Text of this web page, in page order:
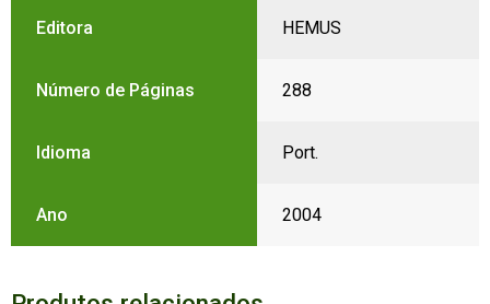
Editora HEMUS
Número de Páginas 288
Idioma Port.
Ano 2004